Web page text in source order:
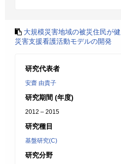
大規模災害地域の被災住民が
災害支援看護活動モデルの開発
研究代表者
安齋 由貴子
研究期間 (年度)
2012 – 2015
研究種目
基盤研究(C)
研究分野